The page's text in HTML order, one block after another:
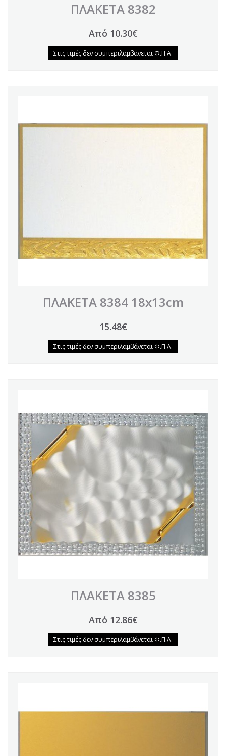
ΠΛΑΚΕΤΑ 8382
Από 10.30€
Στις τιμές δεν συμπεριλαμβάνεται Φ.Π.Α.
ΠΛΑΚΕΤΑ 8384 18x13cm
15.48€
Στις τιμές δεν συμπεριλαμβάνεται Φ.Π.Α.
ΠΛΑΚΕΤΑ 8385
Από 12.86€
Στις τιμές δεν συμπεριλαμβάνεται Φ.Π.Α.